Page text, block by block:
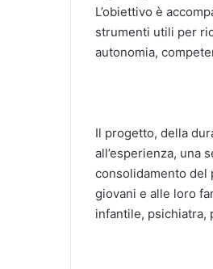
L’obiettivo è
strumenti utili per
autonomia,
Il progetto, della
all’esperienza, una
consolidamento del
giovani e alle loro
infantile, psichiatra,